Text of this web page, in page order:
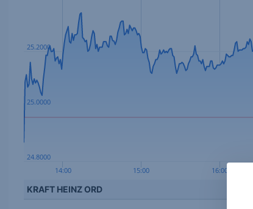
14:00 15:00 16:00
24.8000
25.0000
25.2000
KRAFT HEINZ ORD